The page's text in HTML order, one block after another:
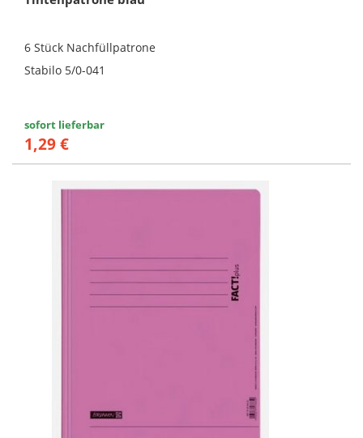
6 Stück Nachfüllpatrone
Stabilo 5/0-041
sofort lieferbar
1,29 €